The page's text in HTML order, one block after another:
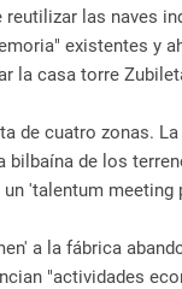
reutilizar las naves
existentes y
la casa torre
de cuatro zonas. La
bilbaína de los
'talentum meeting
a la fábrica
"actividades